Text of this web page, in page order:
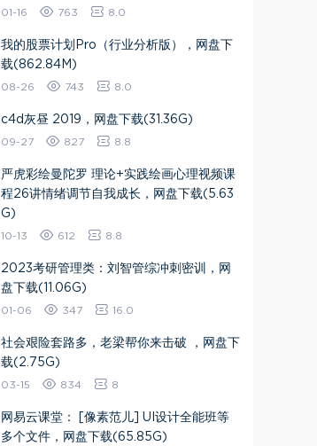
01-16 763 8.0
我的股票计划Pro（行业分析版），网盘下
载(862.84M)
08-26 743 8.0
​c4d灰昼 2019​，网盘下载(31.36G)
09-27 827 8.8
严虎彩绘曼陀罗 理论+实践绘画心理视频课
程26讲情绪调节自我成长​，网盘下载(5.63
G)
10-13 612 8.8
2023考研管理类：刘智管综冲刺密训，网
盘下载(11.06G)
01-06 347 16.0
社会艰险套路多，老梁帮你来击破 ，网盘下
载(2.75G)
03-15 834 8
网易云课堂： [像素范儿] UI设计全能班等
多个文件，网盘下载(65.85G)